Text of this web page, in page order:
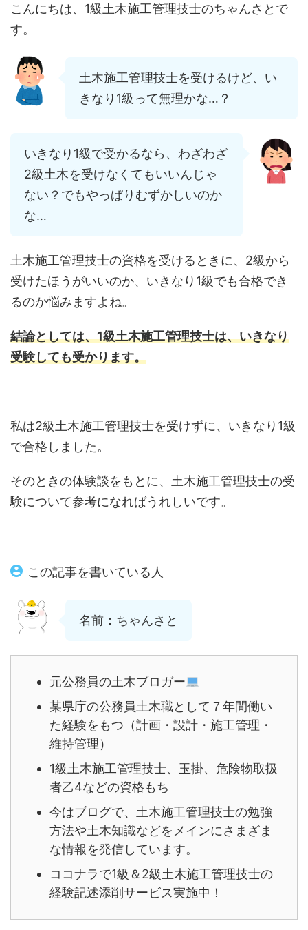
こんにちは、1級土木施工管理技士のちゃんさとで
す。
土木施工管理技士を受けるけど、い
きなり1級って無理かな…？
いきなり1級で受かるなら、わざわざ
2級土木を受けなくてもいいんじゃ
ない？でもやっぱりむずかしいのか
な…
土木施工管理技士の資格を受けるときに、2級から
受けたほうがいいのか、いきなり1級でも合格でき
るのか悩みますよね。
結論としては、1級土木施工管理技士は、いきなり
受験しても受かります。
私は2級土木施工管理技士を受けずに、いきなり1級
で合格しました。
そのときの体験談をもとに、土木施工管理技士の受
験について参考になればうれしいです。
この記事を書いている人
名前：ちゃんさと
元公務員の土木ブロガー
某県庁の公務員土木職として７年間働い
た経験をもつ（計画・設計・施工管理・
維持管理）
1級土木施工管理技士、玉掛、危険物取扱
者乙4などの資格もち
今はブログで、土木施工管理技士の勉強
方法や土木知識などをメインにさまざま
な情報を発信しています。
ココナラで1級＆2級土木施工管理技士の
経験記述添削サービス実施中！